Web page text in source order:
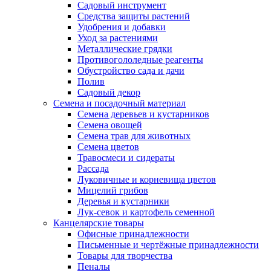
Садовый инструмент
Средства защиты растений
Удобрения и добавки
Уход за растениями
Металлические грядки
Противогололедные реагенты
Обустройство сада и дачи
Полив
Садовый декор
Семена и посадочный материал
Семена деревьев и кустарников
Семена овощей
Семена трав для животных
Семена цветов
Травосмеси и сидераты
Рассада
Луковичные и корневища цветов
Мицелий грибов
Деревья и кустарники
Лук-севок и картофель семенной
Канцелярские товары
Офисные принадлежности
Письменные и чертёжные принадлежности
Товары для творчества
Пеналы